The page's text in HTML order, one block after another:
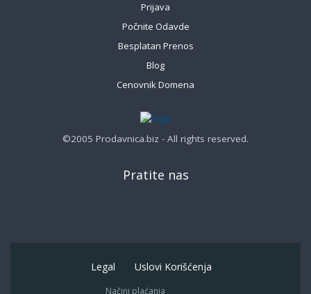
Prijava
Počnite Odavde
Besplatan Prenos
Blog
Cenovnik Domena
©2005 Prodavnica.biz - All rights reserved.
Pratite nas
Legal Uslovi Korišćenja
Načini plaćanja